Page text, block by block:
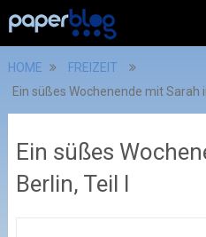
HOME
FREIZEIT
Ein süßes Wochenende mit Sarah
Ein süßes
Berlin, Teil I